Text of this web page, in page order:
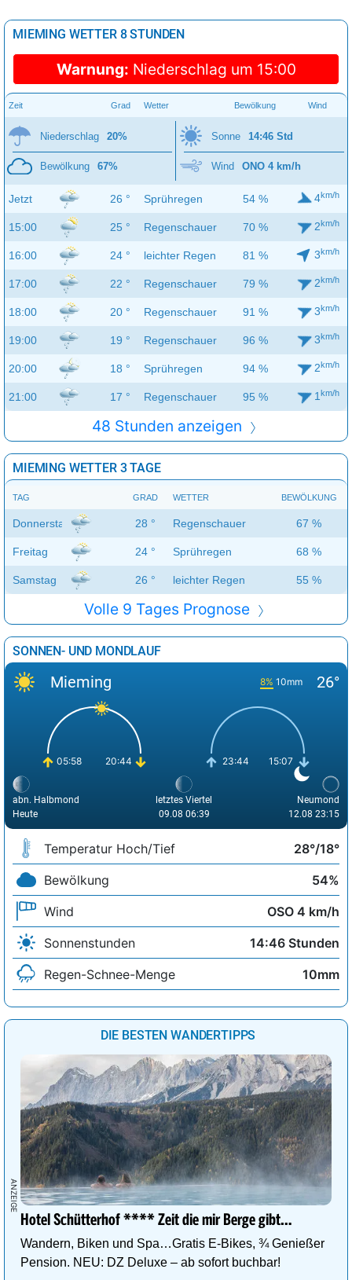
MIEMING WETTER 8 STUNDEN
Warnung: Niederschlag um 15:00
Zeit Grad Wetter Bewölkung Wind
Niederschlag 20%
Bewölkung 67%
Sonne 14:46 Std
Wind ONO 4 km/h
Jetzt 26 ° Sprühregen 54 % 4km/h
15:00 25 ° Regenschauer 70 % 2km/h
16:00 24 ° leichter Regen 81 % 3km/h
17:00 22 ° Regenschauer 79 % 2km/h
18:00 20 ° Regenschauer 91 % 3km/h
19:00 19 ° Regenschauer 96 % 3km/h
20:00 18 ° Sprühregen 94 % 2km/h
21:00 17 ° Regenschauer 95 % 1 km/h
48 Stunden anzeigen
MIEMING WETTER 3 TAGE
TAG GRAD WETTER BEWÖLKUNG
Donnerstag 28 ° Regenschauer 67 %
Freitag 24 ° Sprühregen 68 %
Samstag 26 ° leichter Regen 55 %
Volle 9 Tages Prognose
SONNEN- UND MONDLAUF
Mieming 8% 10mm 26°
05:58 20:44 23:44 15:07
abn. Halbmond
Heute
letztes Viertel
09.08 06:39
Neumond
12.08 23:15
Temperatur Hoch/Tief
28°/18°
Bewölkung
54%
Wind
OSO 4 km/h
Sonnenstunden
14:46 Stunden
Regen-Schnee-Menge
10mm
DIE BESTEN WANDERTIPPS
Hotel Schütterhof **** Zeit die mir Berge gibt…
Wandern, Biken und Spa…Gratis E-Bikes, ¾ Genießer
Pension. NEU: DZ Deluxe – ab sofort buchbar!